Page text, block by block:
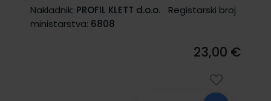
Nakladnik: PROFIL KLETT d.o.o.
Registarski broj
ministarstva: 6808
23,00 €